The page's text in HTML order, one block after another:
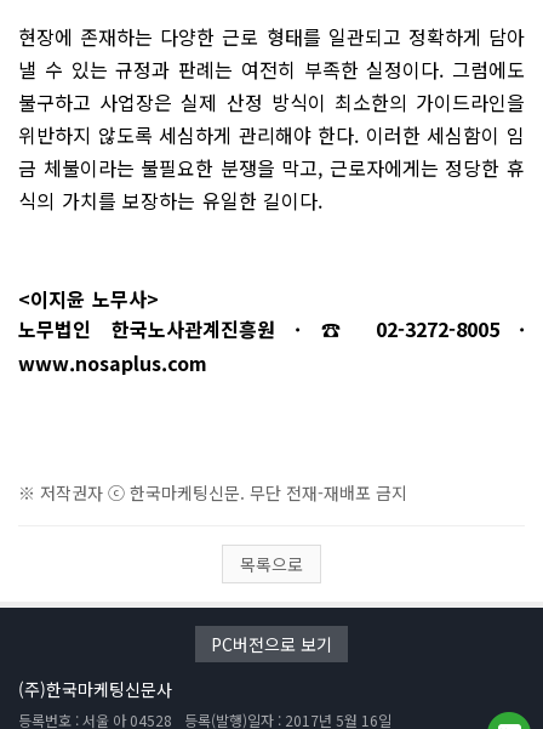
현장에 존재하는 다양한 근로 형태를 일관되고 정확하게 담아
낼 수 있는 규정과 판례는 여전히 부족한 실정이다. 그럼에도
불구하고 사업장은 실제 산정 방식이 최소한의 가이드라인을
위반하지 않도록 세심하게 관리해야 한다. 이러한 세심함이 임
금 체불이라는 불필요한 분쟁을 막고, 근로자에게는 정당한 휴
식의 가치를 보장하는 유일한 길이다.
<이지윤 노무사>
노무법인 한국노사관계진흥원 · ☎ 02-3272-8005 ·
www.nosaplus.com
※ 저작권자 ⓒ 한국마케팅신문. 무단 전재-재배포 금지
목록으로
PC버전으로 보기
(주)한국마케팅신문사
등록번호 : 서울 아 04528 등록(발행)일자 : 2017년 5월 16일